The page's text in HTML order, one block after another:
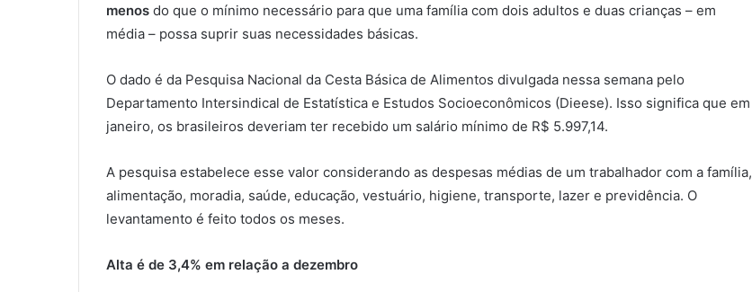
menos do que o mínimo necessário para que uma família com dois adultos e duas crianças – em
média – possa suprir suas necessidades básicas.
O dado é da Pesquisa Nacional da Cesta Básica de Alimentos divulgada nessa semana pelo
Departamento Intersindical de Estatística e Estudos Socioeconômicos (Dieese). Isso significa que em
janeiro, os brasileiros deveriam ter recebido um salário mínimo de R$ 5.997,14.
A pesquisa estabelece esse valor considerando as despesas médias de um trabalhador com a família,
alimentação, moradia, saúde, educação, vestuário, higiene, transporte, lazer e previdência. O
levantamento é feito todos os meses.
Alta é de 3,4% em relação a dezembro